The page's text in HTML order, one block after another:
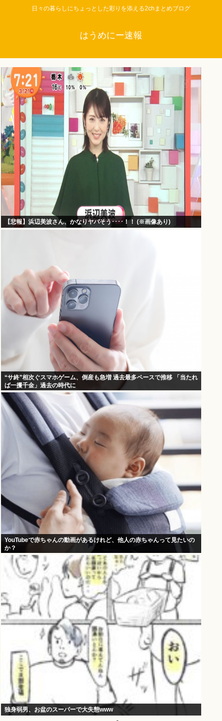
日々の暮らしにちょっとした彩りを添える2chまとめブログ
はうめにー速報
【悲報】浜辺美波さん、かなりヤバそう････！！ (※画像あり)
“サ終”相次ぐスマホゲーム、倒産も急増 過去最多ペースで推移 「当たれ
ば一攫千金」過去の時代に
YouTubeで赤ちゃんの動画があるけれど、他人の赤ちゃんって見たいの
か？
独身弱男、お盆のスーパーで大失態www